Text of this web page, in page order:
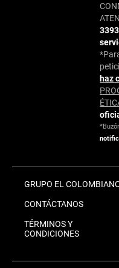
haz
GRUPO EL
CONTÁCTANOS
TÉRMINOS Y
CONDICIONES